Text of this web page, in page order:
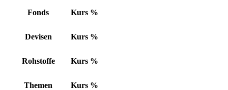
Fonds Kurs %
Devisen Kurs %
Rohstoffe Kurs %
Themen Kurs %